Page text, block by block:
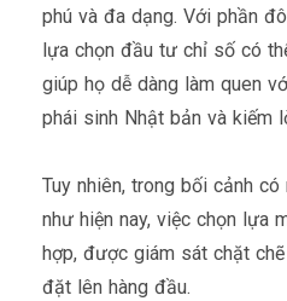
phú và đa dạng. Với phần
lựa chọn đầu tư chỉ số có
giúp họ dễ dàng làm quen
phái sinh Nhật bản và kiếm
Tuy nhiên, trong bối cảnh
như hiện nay, việc chọn lựa
hợp, được giám sát chặt
đặt lên hàng đầu.